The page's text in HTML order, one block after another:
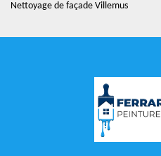
Nettoyage de façade Villemus